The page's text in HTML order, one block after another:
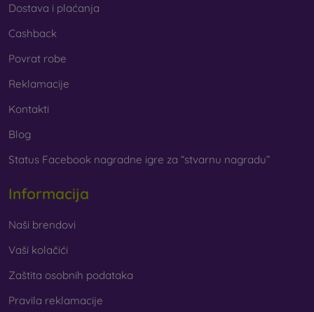
Dostava i plaćanja
Cashback
Povrat robe
Reklamacije
Kontakti
Blog
Status Facebook nagradne igre za “stvarnu nagradu”
Informacija
Naši brendovi
Vaši kolačići
Zaštita osobnih podataka
Pravila reklamacije